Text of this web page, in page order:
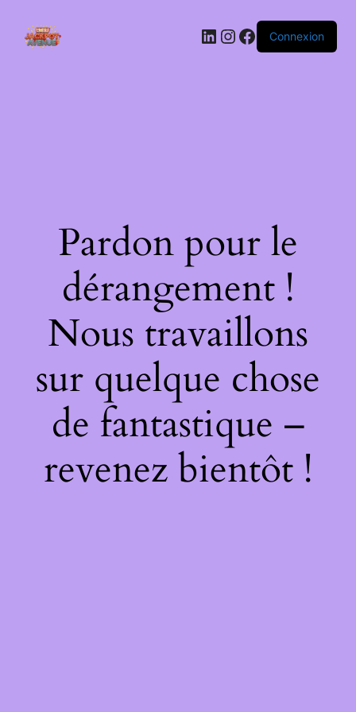
LinkedIn
Instagram
Facebook
Connexion
Pardon pour le
dérangement !
Nous travaillons
sur quelque chose
de fantastique –
revenez bientôt !